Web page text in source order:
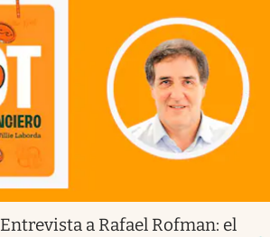
Entrevista a Rafael Rofman: el